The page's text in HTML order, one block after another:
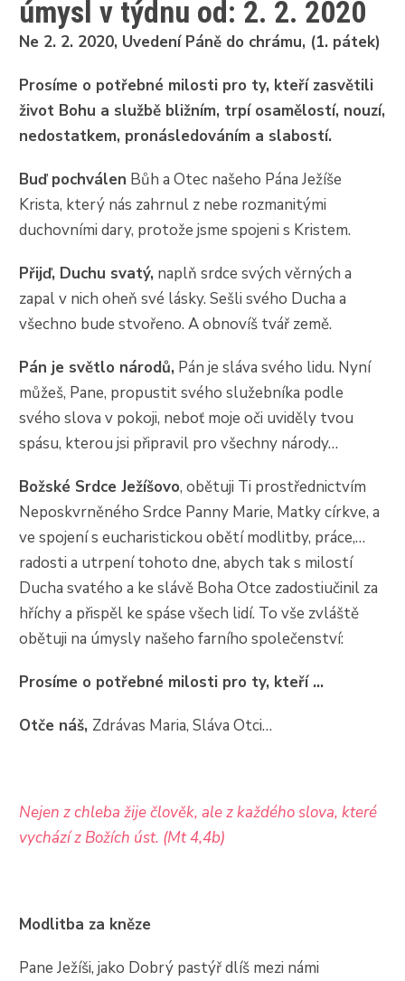
úmysl v týdnu od: 2. 2. 2020
Ne 2. 2. 2020, Uvedení Páně do chrámu, (1. pátek)
Prosíme o potřebné milosti pro ty, kteří zasvětili
život Bohu a službě bližním, trpí osamělostí, nouzí,
nedostatkem, pronásledováním a slabostí.
Buď pochválen Bůh a Otec našeho Pána Ježíše
Krista, který nás zahrnul z nebe rozmanitými
duchovními dary, protože jsme spojeni s Kristem.
Přijď, Duchu svatý, naplň srdce svých věrných a
zapal v nich oheň své lásky. Sešli svého Ducha a
všechno bude stvořeno. A obnovíš tvář země.
Pán je světlo národů, Pán je sláva svého lidu. Nyní
můžeš, Pane, propustit svého služebníka podle
svého slova v pokoji, neboť moje oči uviděly tvou
spásu, kterou jsi připravil pro všechny národy…
Božské Srdce Ježíšovo, obětuji Ti prostřednictvím
Neposkvrněného Srdce Panny Marie, Matky církve, a
ve spojení s eucharistickou obětí modlitby, práce,…
radosti a utrpení tohoto dne, abych tak s milostí
Ducha svatého a ke slávě Boha Otce zadostiučinil za
hříchy a přispěl ke spáse všech lidí. To vše zvláště
obětuji na úmysly našeho farního společenství:
Prosíme o potřebné milosti pro ty, kteří …
Otče náš, Zdrávas Maria, Sláva Otci…
Nejen z chleba žije člověk, ale z každého slova, které
vychází z Božích úst. (Mt 4,4b)
Modlitba za kněze
Pane Ježíši, jako Dobrý pastýř dlíš mezi námi